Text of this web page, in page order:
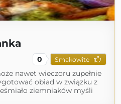
0 Smakowite
nawet wieczoru zupełnie
obiad w związku z
ziemniaków myśli